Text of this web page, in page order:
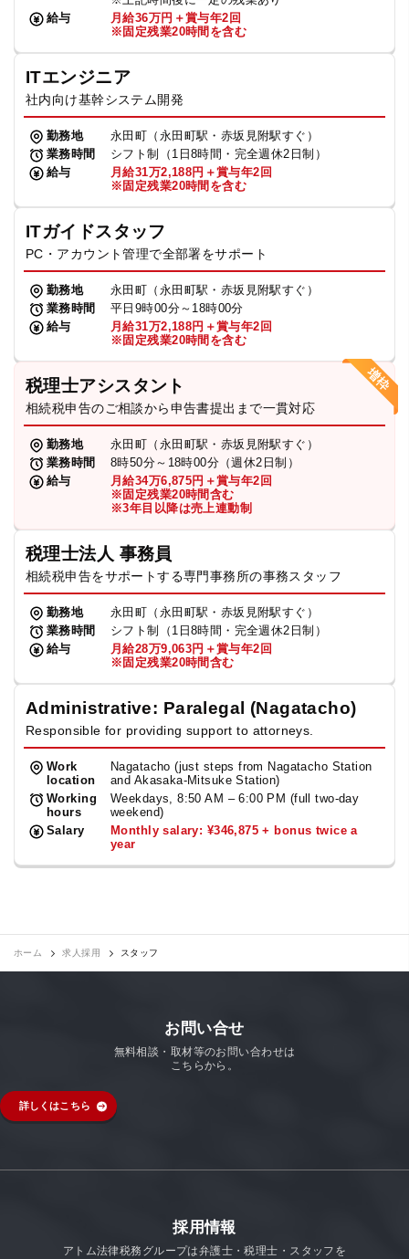
給与
月給36万円＋賞与年2回
※固定残業20時間を含む
ITエンジニア
社内向け基幹システム開発
勤務地
永田町（永田町駅・赤坂見附駅すぐ）
業務時間
シフト制（1日8時間・完全週休2日制）
給与
月給31万2,188円＋賞与年2回
※固定残業20時間を含む
ITガイドスタッフ
PC・アカウント管理で全部署をサポート
勤務地
永田町（永田町駅・赤坂見附駅すぐ）
業務時間
平日9時00分～18時00分
給与
月給31万2,188円＋賞与年2回
※固定残業20時間を含む
税理士アシスタント
相続税申告のご相談から申告書提出まで一貫対応
勤務地
永田町（永田町駅・赤坂見附駅すぐ）
業務時間
8時50分～18時00分（週休2日制）
給与
月給34万6,875円＋賞与年2回
※固定残業20時間含む
※3年目以降は売上連動制
税理士法人 事務員
相続税申告をサポートする専門事務所の事務スタッフ
勤務地
永田町（永田町駅・赤坂見附駅すぐ）
業務時間
シフト制（1日8時間・完全週休2日制）
給与
月給28万9,063円＋賞与年2回
※固定残業20時間含む
Administrative: Paralegal (Nagatacho)
Responsible for providing support to attorneys.
Work
location
Nagatacho (just steps from Nagatacho Station
and Akasaka-Mitsuke Station)
Working
hours
Weekdays, 8:50 AM – 6:00 PM (full two-day
weekend)
Salary
Monthly salary: ¥346,875 + bonus twice a
year
ホーム 求人採用 スタッフ
お問い合せ
無料相談・取材等のお問い合わせは
こちらから。
詳しくはこちら
採用情報
アトム法律税務グループは弁護士・税理士・スタッフを